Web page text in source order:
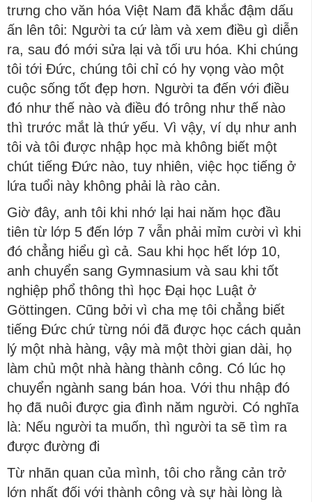
trưng cho văn hóa Việt Nam đã khắc đậm dấu
ấn lên tôi: Người ta cứ làm và xem điều gì diễn
ra, sau đó mới sửa lại và tối ưu hóa. Khi chúng
tôi tới Đức, chúng tôi chỉ có hy vọng vào một
cuộc sống tốt đẹp hơn. Người ta đến với điều
đó như thế nào và điều đó trông như thế nào
thì trước mắt là thứ yếu. Vì vậy, ví dụ như anh
tôi và tôi được nhập học mà không biết một
chút tiếng Đức nào, tuy nhiên, việc học tiếng ở
lứa tuổi này không phải là rào cản.
Giờ đây, anh tôi khi nhớ lại hai năm học đầu
tiên từ lớp 5 đến lớp 7 vẫn phải mỉm cười vì khi
đó chẳng hiểu gì cả. Sau khi học hết lớp 10,
anh chuyển sang Gymnasium và sau khi tốt
nghiệp phổ thông thì học Đại học Luật ở
Göttingen. Cũng bởi vì cha mẹ tôi chẳng biết
tiếng Đức chứ từng nói đã được học cách quản
lý một nhà hàng, vậy mà một thời gian dài, họ
làm chủ một nhà hàng thành công. Có lúc họ
chuyển ngành sang bán hoa. Với thu nhập đó
họ đã nuôi được gia đình năm người. Có nghĩa
là: Nếu người ta muốn, thì người ta sẽ tìm ra
được đường đi
Từ nhãn quan của mình, tôi cho rằng cản trở
lớn nhất đối với thành công và sự hài lòng là